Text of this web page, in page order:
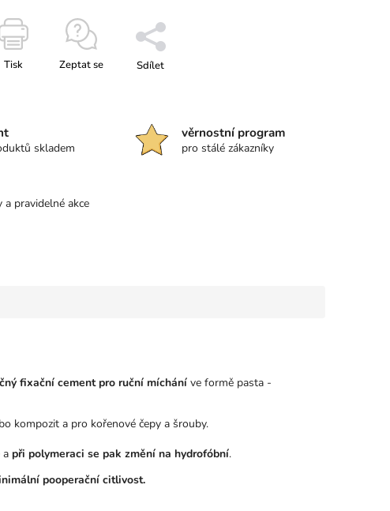
Tisk Zeptat se Sdílet
skladem
věrnostní program
pro stálé zákazníky
pravidelné akce
fixační cement pro ruční míchání ve formě pasta -
kompozit a pro kořenové čepy a šrouby.
a při polymeraci se pak změní na hydrofóbní.
pooperační citlivost.